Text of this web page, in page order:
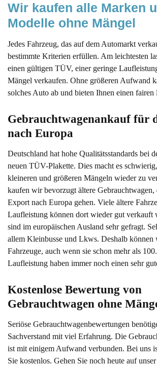
Wir kaufen alle Marken
Modelle ohne Mängel
Jedes Fahrzeug, das auf dem Automarkt
bestimmte Kriterien erfüllen. Am leichtesten
einen gültigen TÜV, einer geringe
Mängel verkaufen. Ohne größeren Aufwand
solches Auto ab und bieten Ihnen einen fairen
Gebrauchtwagenankauf für
nach Europa
Deutschland hat hohe Qualitätsstandards bei
neuen TÜV-Plakette. Dies macht es
kleineren und größeren Mängeln wieder zu
kaufen wir bevorzugt ältere Gebrauchtwagen,
Export nach Europa gehen. Viele ältere
Laufleistung können dort wieder gut verkauft
sind im europäischen Ausland sehr gefragt.
allem Kleinbusse und Lkws. Deshalb können
Fahrzeuge, auch wenn sie schon mehr als
Laufleistung haben immer noch einen sehr
Kostenlose Bewertung von
Gebrauchtwagen ohne
Seriöse Gebrauchtwagenbewertungen
Sachverstand mit viel Erfahrung. Die
ist mit einigem Aufwand verbunden. Bei uns
Sie kostenlos. Gehen Sie noch heute auf unser